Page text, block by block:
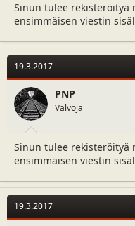
Sinun tulee rekisteröityä
ensimmäisen viestin
19.3.2017
PNP
Valvoja
Sinun tulee rekisteröityä
ensimmäisen viestin
19.3.2017